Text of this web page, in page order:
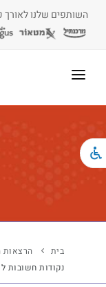
השותפים שלנו לאורך
על BIZCO
BIZCO לעסקים
לומדים עם BIZCO
בית הרצאות
נקודות חשובות